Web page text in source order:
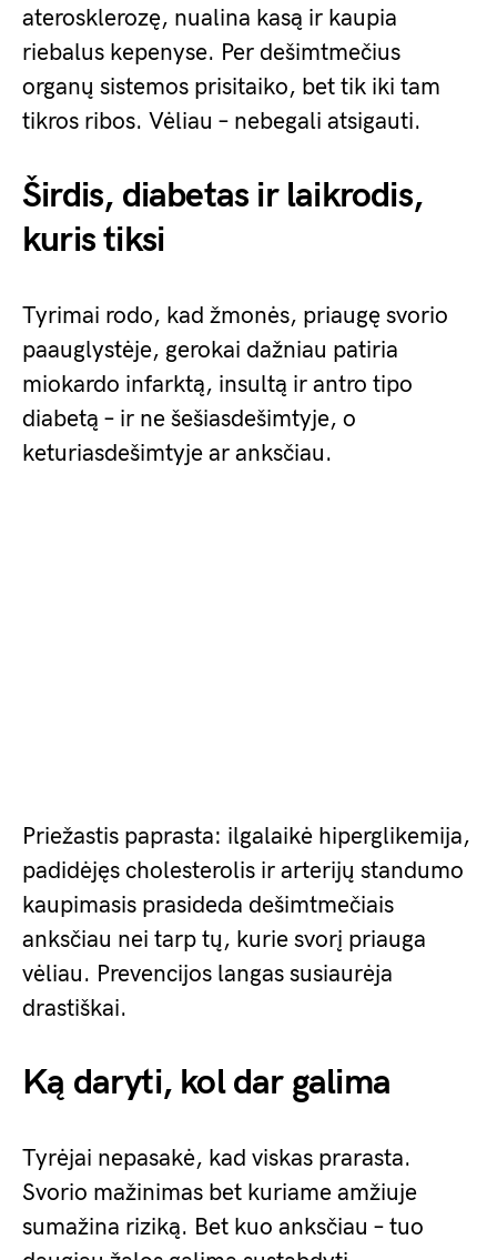
aterosklerozę, nualina kasą ir kaupia
riebalus kepenyse. Per dešimtmečius
organų sistemos prisitaiko, bet tik iki tam
tikros ribos. Vėliau – nebegali atsigauti.
Širdis, diabetas ir laikrodis,
kuris tiksi
Tyrimai rodo, kad žmonės, priaugę svorio
paauglystėje, gerokai dažniau patiria
miokardo infarktą, insultą ir antro tipo
diabetą – ir ne šešiasdešimtyje, o
keturiasdešimtyje ar anksčiau.
Priežastis paprasta: ilgalaikė hiperglikemija,
padidėjęs cholesterolis ir arterijų standumo
kaupimasis prasideda dešimtmečiais
anksčiau nei tarp tų, kurie svorį priauga
vėliau. Prevencijos langas susiaurėja
drastiškai.
Ką daryti, kol dar galima
Tyrėjai nepasakė, kad viskas prarasta.
Svorio mažinimas bet kuriame amžiuje
sumažina riziką. Bet kuo anksčiau – tuo